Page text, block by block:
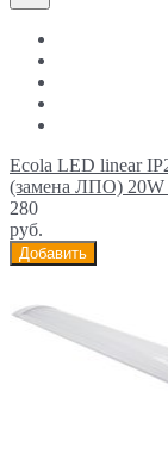
Ecola LED linear
(замена ЛПО) 20W
280
руб.
Добавить